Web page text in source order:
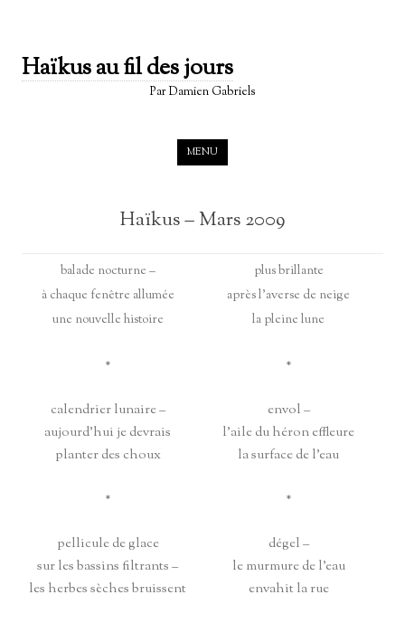
Haïkus au fil des jours
Par Damien Gabriels
MENU
Haïkus – Mars 2009
balade nocturne –
à chaque fenêtre allumée
une nouvelle histoire
*
calendrier lunaire –
aujourd’hui je devrais
planter des choux
*
pellicule de glace
sur les bassins filtrants –
les herbes sèches bruissent
plus brillante
après l’averse de neige
la pleine lune
*
envol –
l’aile du héron effleure
la surface de l’eau
*
dégel –
le murmure de l’eau
envahit la rue